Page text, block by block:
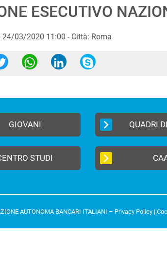
ESECUTIVO
24/03/2020 11:00 - Città: Roma
TwitterWhatsApp
LinkedIn
GIOVANI QUADRI
STUDI
AUTONOMA BANCARI ITALIANI – Privacy Policy |